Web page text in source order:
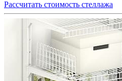
Рассчитать стоимость стеллажа